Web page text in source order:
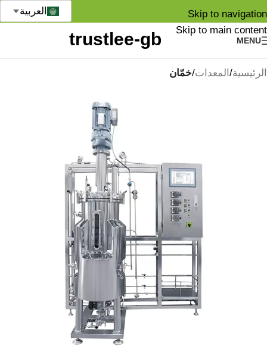
Skip to navigation
Skip to main content
MENU
العربية
الرئيسية المعدات خمّان